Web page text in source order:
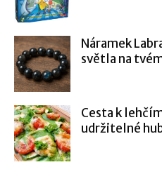
Náramek
světla na
Cesta k
udržitelné